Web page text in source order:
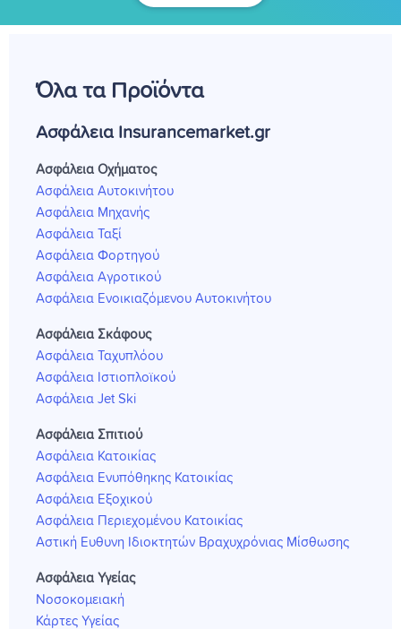
Όλα τα Προϊόντα
Ασφάλεια Insurancemarket.gr
Ασφάλεια Οχήματος
Ασφάλεια Αυτοκινήτου
Ασφάλεια Μηχανής
Ασφάλεια Ταξί
Ασφάλεια Φορτηγού
Ασφάλεια Αγροτικού
Ασφάλεια Ενοικιαζόμενου Αυτοκινήτου
Ασφάλεια Σκάφους
Ασφάλεια Ταχυπλόου
Ασφάλεια Ιστιοπλοϊκού
Ασφάλεια Jet Ski
Ασφάλεια Σπιτιού
Ασφάλεια Κατοικίας
Ασφάλεια Ενυπόθηκης Κατοικίας
Ασφάλεια Εξοχικού
Ασφάλεια Περιεχομένου Κατοικίας
Αστική Ευθυνη Ιδιοκτητών Βραχυχρόνιας Μίσθωσης
Ασφάλεια Υγείας
Νοσοκομειακή
Κάρτες Υγείας